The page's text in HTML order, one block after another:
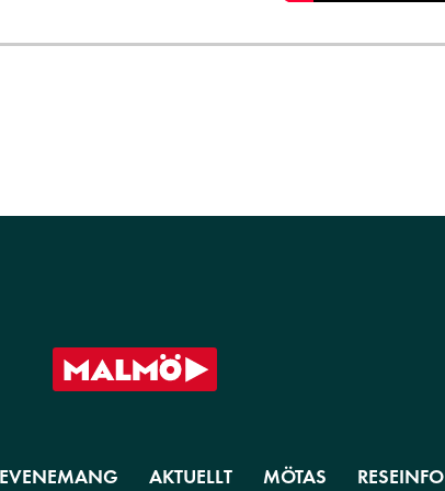
EVENEMANG AKTUELLT MÖTAS RESEINFO